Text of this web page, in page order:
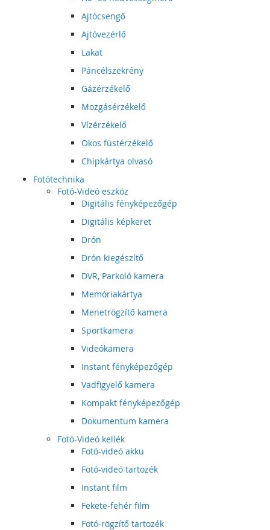
Ajtócsengő
Ajtóvezérlő
Lakat
Páncélszekrény
Gázérzékelő
Mozgásérzékelő
Vízérzékelő
Okos füstérzékelő
Chipkártya olvasó
Fotótechnika
Fotó-Videó eszköz
Digitális fényképezőgép
Digitális képkeret
Drón
Drón kiegészítő
DVR, Parkoló kamera
Memóriakártya
Menetrögzítő kamera
Sportkamera
Videókamera
Instant fényképezőgép
Vadfigyelő kamera
Kompakt fényképezőgép
Dokumentum kamera
Fotó-Videó kellék
Fotó-videó akku
Fotó-videó tartozék
Instant film
Fekete-fehér film
Fotó-rögzítő tartozék